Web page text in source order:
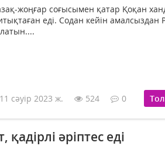
жоңғар соғысымен қатар Қоқан
еді. Содан кейін амалсыздан
11 сәуір 2023 ж. 524 0
әріптес еді